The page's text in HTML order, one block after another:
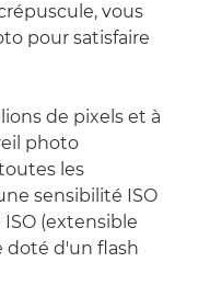
vous
pour satisfaire
de pixels et à
photo
les
sensibilité ISO
(extensible
doté d'un flash